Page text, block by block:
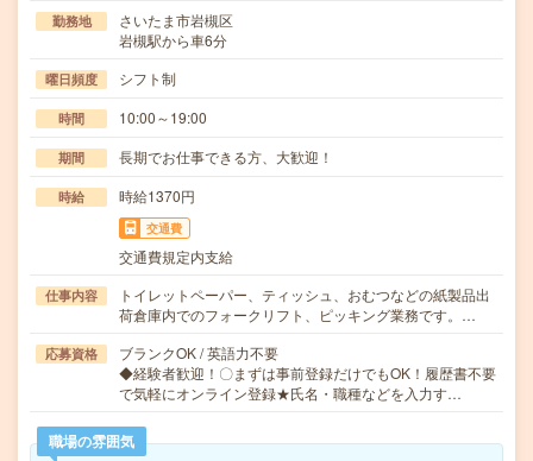
勤務地
さいたま市岩槻区
岩槻駅から車6分
曜日頻度 シフト制
時間 10:00～19:00
期間 長期でお仕事できる方、大歓迎！
時給 時給1370円
交通費
交通費規定内支給
仕事内容
トイレットペーパー、ティッシュ、おむつなどの紙製品出
荷倉庫内でのフォークリフト、ピッキング業務です。…
応募資格
ブランクOK / 英語力不要
◆経験者歓迎！〇まずは事前登録だけでもOK！履歴書不要
で気軽にオンライン登録★氏名・職種などを入力す…
職場の雰囲気